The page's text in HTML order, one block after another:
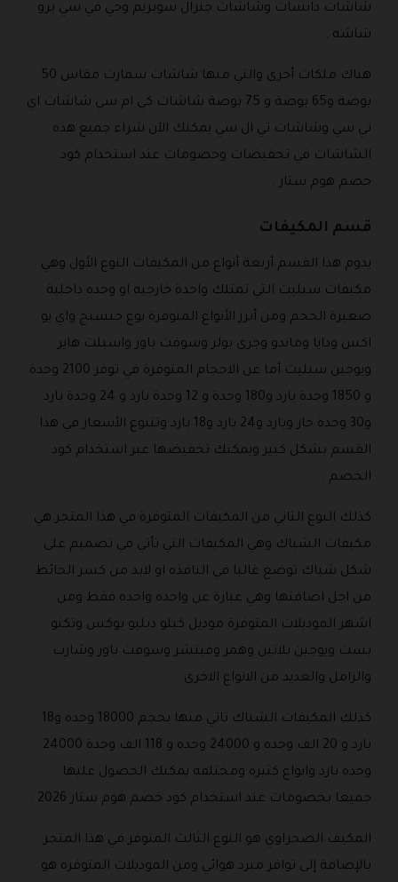
شاشات دانسات وشاشات جنرال سوبريم وجي في سي برو
شاشه .
هناك ملكات أخرى والتي منها شاشات سمارت مقاس 50
بوصة و65 بوصة و 75 بوصة شاشات كي ام سي شاشات اي
تي سي وشاشات تي ال سي يمكنك الآن شراء جميع هذه
الشاشات في تخفيضات وخصومات عند استخدام كود
خصم هوم ستار .
قسم المكيفات
يدوم هذا القسم أربعة أنواع من المكيفات النوع الأول وهي
مكيفات سبليت التي تمتلك واحدة خارجيه او وحده داخلية
صغيرة الحجم ومن أبرز الأنواع المتوفرة نوع جنسنج واي يو
اكس ودايا وماندو وجرى بولر وسوفت باور واسبلت هاير
ويوجين سبليت أما عن الاحجام المتوفرة في توفر 2100 وحدة
و 1850 وحدة بارد و180 وحدة و 12 وحدة بارد و 24 وحدة بارد
و30 وحدة حار وبارد و24 بارد و18 بارد وتتنوع الأسعار في هذا
القسم بشكل كبير ويمكنك تخفيضها عبر استخدام كود
الخصم .
كذلك النوع الثاني من المكيفات المتوفرة في هذا المتجر هي
مكيفات الشباك وهي المكيفات التي تأتي في تصميم على
شكل شباك توضع غالبا في النافذه او لابد من كسر الحائط
من اجل اضافتها وهي عبارة عن واحده واحده فقط ومن
اشهر الموديلات المتوفرة موديل كيلو دبليو بوكس وتكنو
بست ويوجين بلاتين وهمر وفيتشر وسوفت باور وشارب
والزامل والعديد من الانواع الاخرى .
كذلك المكيفات الشباك تاتي منها بحجم 18000 وحده و18
بارد و 20 الف وحده و 24000 وحده و 118 الف وحدة 24000
وحده بارد وانواع كثيره ومختلفه يمكنك الحصول عليها
جميعا بخصومات عند استخدام كود خصم هوم ستار 2026 .
المكيف الصحراوي هو النوع الثالث المتوفر في هذا المتجر
بالإضافة إلى توافر مبرد هوائي ومن الموديلات المتوفره هو